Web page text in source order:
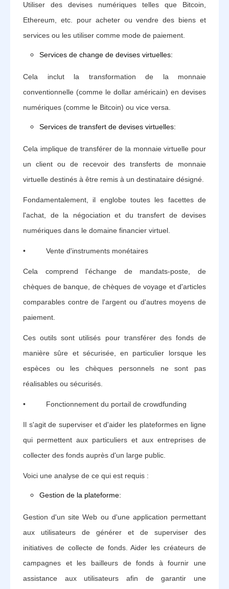
Utiliser des devises numériques telles que Bitcoin,
Ethereum, etc. pour acheter ou vendre des biens et
services ou les utiliser comme mode de paiement.
Services de change de devises virtuelles:
Cela inclut la transformation de la monnaie
conventionnelle (comme le dollar américain) en devises
numériques (comme le Bitcoin) ou vice versa.‍
Services de transfert de devises virtuelles:
Cela implique de transférer de la monnaie virtuelle pour
un client ou de recevoir des transferts de monnaie
virtuelle destinés à être remis à un destinataire désigné.
Fondamentalement, il englobe toutes les facettes de
l'achat, de la négociation et du transfert de devises
numériques dans le domaine financier virtuel.
• Vente d'instruments monétaires
Cela comprend l'échange de mandats-poste, de
chèques de banque, de chèques de voyage et d'articles
comparables contre de l'argent ou d'autres moyens de
paiement.
Ces outils sont utilisés pour transférer des fonds de
manière sûre et sécurisée, en particulier lorsque les
espèces ou les chèques personnels ne sont pas
réalisables ou sécurisés.
• Fonctionnement du portail de crowdfunding
Il s'agit de superviser et d'aider les plateformes en ligne
qui permettent aux particuliers et aux entreprises de
collecter des fonds auprès d'un large public.
Voici une analyse de ce qui est requis :
Gestion de la plateforme:
Gestion d'un site Web ou d'une application permettant
aux utilisateurs de générer et de superviser des
initiatives de collecte de fonds. Aider les créateurs de
campagnes et les bailleurs de fonds à fournir une
assistance aux utilisateurs afin de garantir une